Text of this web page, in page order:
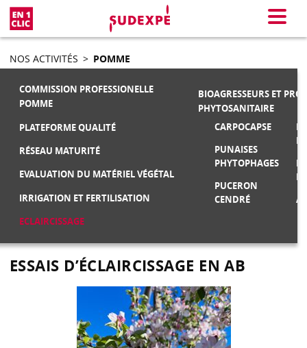
Menu
NOS ACTIVITÉS > POMME
COMMISSION PROFESSIONELLE
POMME
PLATEFORME QUALITÉ
RÉSEAU MATURITÉ
EVALUATION DU MATÉRIEL VÉGÉTAL
IRRIGATION ET FERTILISATION
ECLAIRCISSAGE
BIOAGRESSEURS ET
PHYTOSANITAIRE
CARPOCAPSE
PUNAISES
PHYTOPHAGES
PUCERON
CENDRÉ
ESSAIS D’ÉCLAIRCISSAGE EN AB